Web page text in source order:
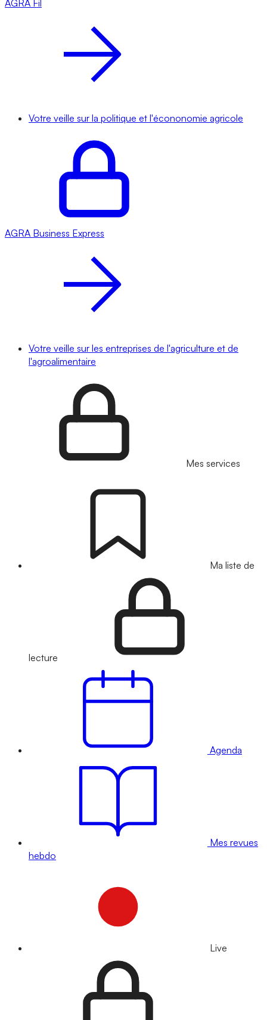
AGRA Fil
Votre veille sur la politique et l'écononomie agricole
AGRA Business Express
Votre veille sur les entreprises de l'agriculture et de
l'agroalimentaire
Mes services
Ma liste de
lecture
Agenda
Mes revues
hebdo
Live